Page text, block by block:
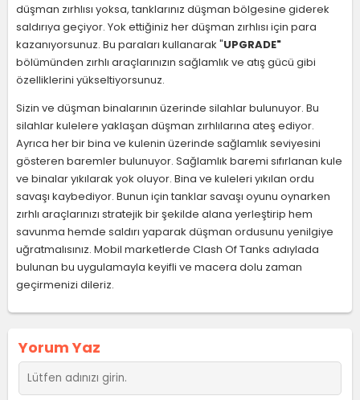
düşman zırhlısı yoksa, tanklarınız düşman bölgesine giderek
saldırıya geçiyor. Yok ettiğiniz her düşman zırhlısı için para
kazanıyorsunuz. Bu paraları kullanarak "UPGRADE"
bölümünden zırhlı araçlarınızın sağlamlık ve atış gücü gibi
özelliklerini yükseltiyorsunuz.
Sizin ve düşman binalarının üzerinde silahlar bulunuyor. Bu
silahlar kulelere yaklaşan düşman zırhlılarına ateş ediyor.
Ayrıca her bir bina ve kulenin üzerinde sağlamlık seviyesini
gösteren baremler bulunuyor. Sağlamlık baremi sıfırlanan kule
ve binalar yıkılarak yok oluyor. Bina ve kuleleri yıkılan ordu
savaşı kaybediyor. Bunun için tanklar savaşı oyunu oynarken
zırhlı araçlarınızı stratejik bir şekilde alana yerleştirip hem
savunma hemde saldırı yaparak düşman ordusunu yenilgiye
uğratmalısınız. Mobil marketlerde Clash Of Tanks adıylada
bulunan bu uygulamayla keyifli ve macera dolu zaman
geçirmenizi dileriz.
Yorum Yaz